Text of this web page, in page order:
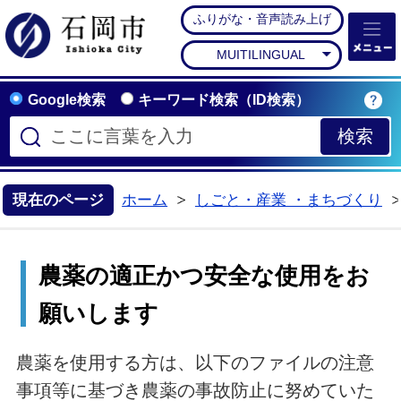
石岡市公式ホームペー
ふりがな・音声読み上げ
MUITILINGUAL
Google検索 キーワード検索（ID検索）
現在のページ ホーム
しごと・産業 ・まちづくり
農薬の適正かつ安全な使用をお
願いします
農薬を使用する方は、以下のファイルの注意
事項等に基づき農薬の事故防止に努めていた